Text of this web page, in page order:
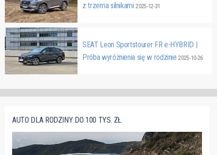
z trzema silnikami2025-12-31
SEAT Leon Sportstourer FR e-HYBRID |
Próba wyróżnienia się w rodzinie2025-10-26
AUTO DLA RODZINY DO 100 TYS. ZŁ